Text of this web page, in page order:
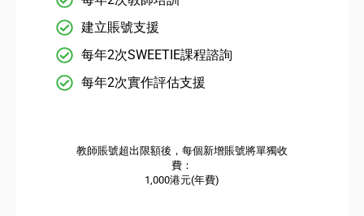
建立賬號支援
每年2次SWEETIE課程諮詢
每年2次實作評估支援
教師賬號超出限額後，每個新增賬號將單獨收
費：
1,000港元(年費)